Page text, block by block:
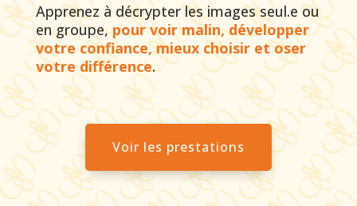
Apprenez à décrypter les images seul.e ou
en groupe,pour voir malin, développer
votre confiance, mieux choisir et oser
votre différence.
Voir les prestations